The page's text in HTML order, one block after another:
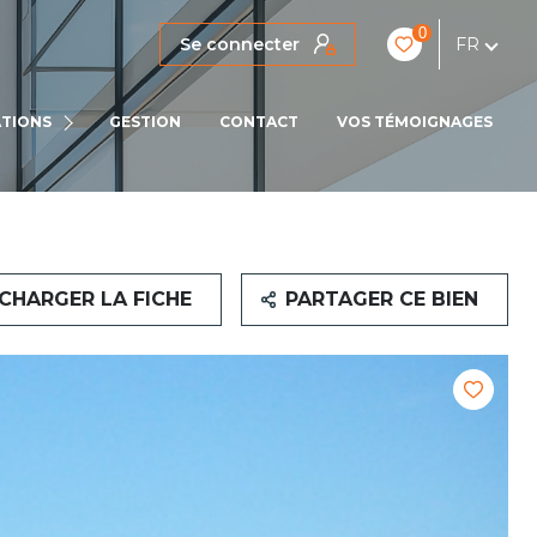
Se connecter
0
FR
PRO
GESTION CONTACT VOS TÉMOIGNAGES
LA FICHE PARTAGER CE BIEN